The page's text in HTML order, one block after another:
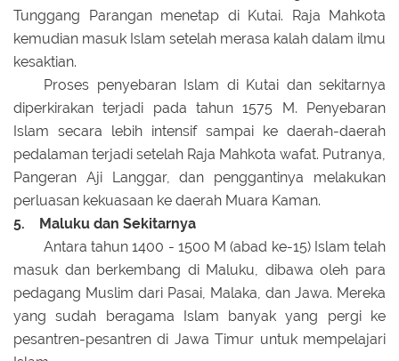
Tunggang Parangan menetap di Kutai. Raja Mahkota
kemudian masuk Islam setelah merasa kalah dalam ilmu
kesaktian.
Proses penyebaran Islam di Kutai dan sekitarnya
diperkirakan terjadi pada tahun 1575 M. Penyebaran
Islam secara lebih intensif sampai ke daerah-daerah
pedalaman terjadi setelah Raja Mahkota wafat. Putranya,
Pangeran Aji Langgar, dan penggantinya melakukan
perluasan kekuasaan ke daerah Muara Kaman.
5. Maluku dan Sekitarnya
Antara tahun 1400 - 1500 M (abad ke-15) Islam telah
masuk dan berkembang di Maluku, dibawa oleh para
pedagang Muslim dari Pasai, Malaka, dan Jawa. Mereka
yang sudah beragama Islam banyak yang pergi ke
pesantren-pesantren di Jawa Timur untuk mempelajari